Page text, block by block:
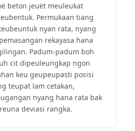
beton jeuët meuleukat
Permukaan tiang
nyan rata, nyang
rekayasa hana
Padum-padum boh
cit dipeuleungkap ngon
keu geupeupasti posisi
teupat lam cetakan,
nyang hana rata bak
deviasi rangka.